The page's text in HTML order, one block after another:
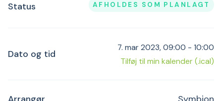
Status AFHOLDES SOM PLANLAGT
Dato og tid
7. mar 2023, 09:00 - 10:00
Tilføj til min kalender (.ical)